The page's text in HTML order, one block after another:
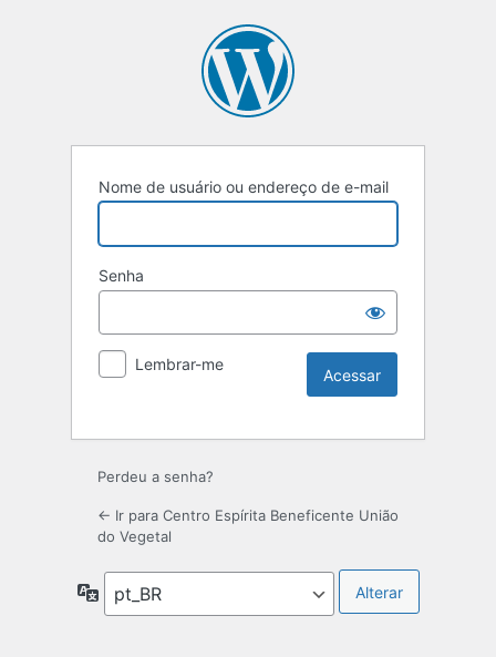
Nome de usuário ou endereço de e-mail
Senha
Lembrar-me
Perdeu a senha?
← Ir para Centro Espírita Beneficente União
do Vegetal
Idioma